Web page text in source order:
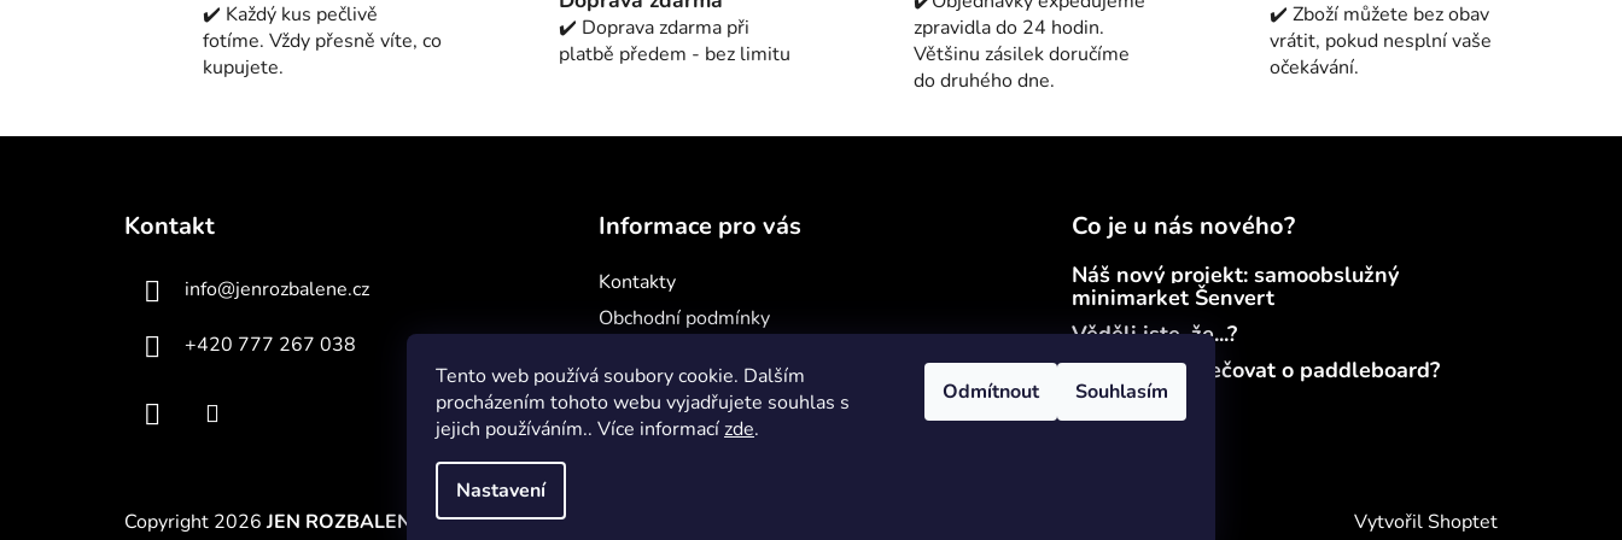
Tento web používá soubory cookie. Dalším
procházením tohoto webu vyjadřujete souhlas s
jejich používáním.. Více informacízde.
Nastavení
Odmítnout Souhlasím
r
i
✔️ Každý kus pečlivě
fotíme. Vždy přesně víte, co
kupujete.
✔️ Doprava zdarma při
platbě předem - bez limitu
zpravidla do 24 hodin.
Většinu zásilek doručíme
do druhého dne.
✔️ Zboží můžete bez obav
vrátit, pokud nesplní vaše
očekávání.
Kontakt
info@jenrozbalene.cz
+420 777 267 038
Informace pro vás
Kontakty
Obchodní podmínky
Jak nakupovat
Co je u nás nového?
Náš nový projekt: samoobslužný
minimarket Šenvert
Věděli jste, že...?
Jak správně pečovat o paddleboard?
Vytvořil Shoptet
Copyright 2026JEN ROZBALENÉ . Všechna práva vyhrazena.